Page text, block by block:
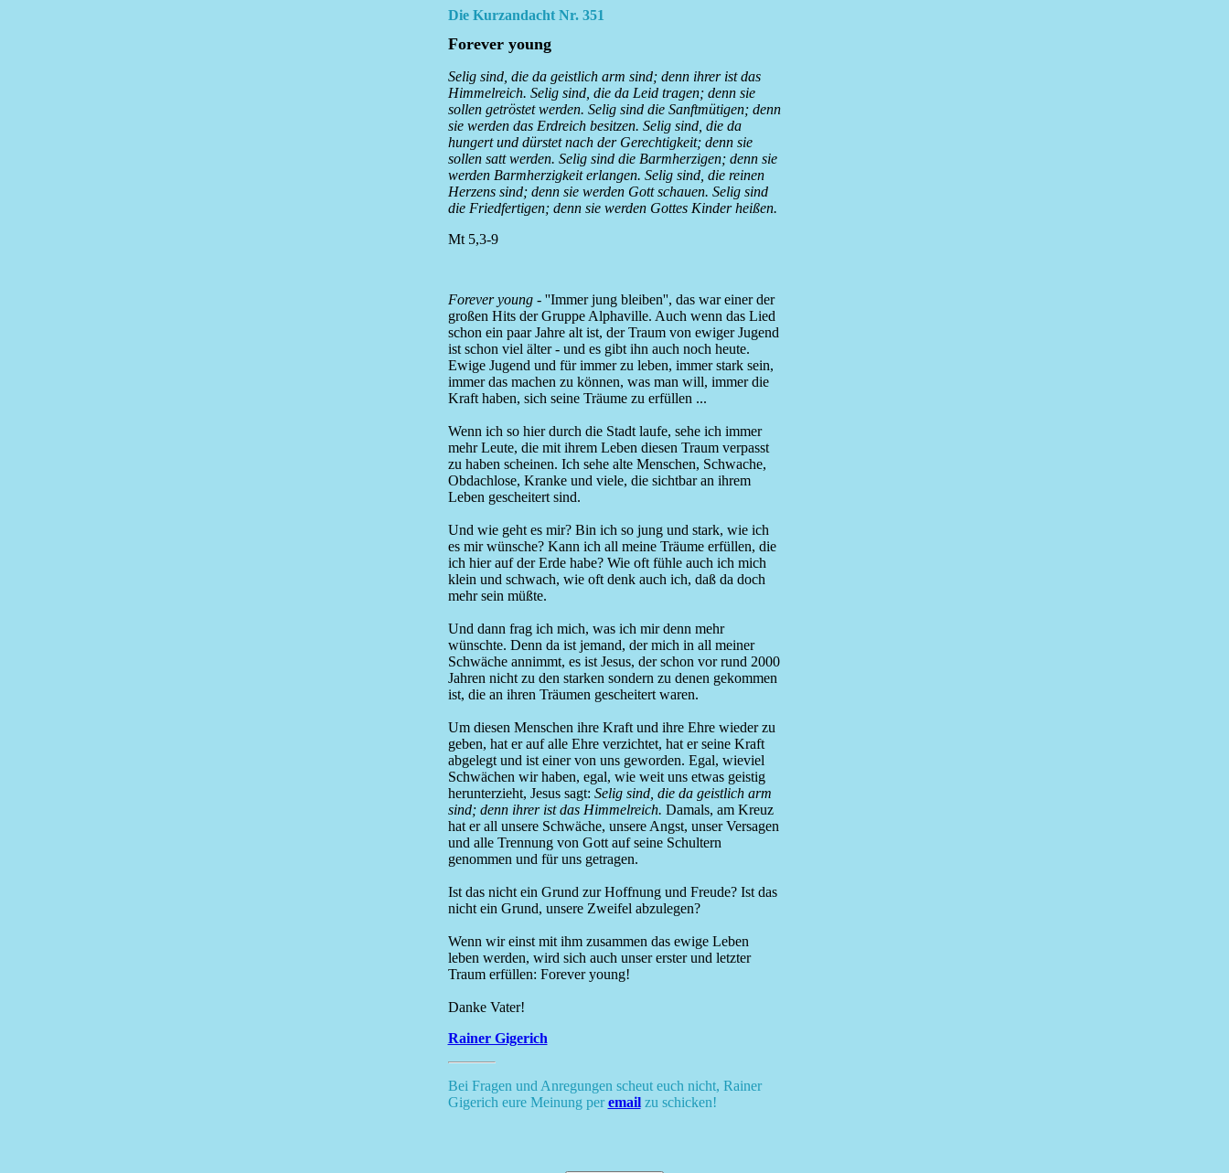
Die Kurzandacht Nr. 351
Forever young
Selig sind, die da geistlich arm sind; denn ihrer ist das
Himmelreich. Selig sind, die da Leid tragen; denn sie
sollen getröstet werden. Selig sind die Sanftmütigen; denn
sie werden das Erdreich besitzen. Selig sind, die da
hungert und dürstet nach der Gerechtigkeit; denn sie
sollen satt werden. Selig sind die Barmherzigen; denn sie
werden Barmherzigkeit erlangen. Selig sind, die reinen
Herzens sind; denn sie werden Gott schauen. Selig sind
die Friedfertigen; denn sie werden Gottes Kinder heißen.
Mt 5,3-9
Forever young- ''Immer jung bleiben'', das war einer der
großen Hits der Gruppe Alphaville. Auch wenn das Lied
schon ein paar Jahre alt ist, der Traum von ewiger Jugend
ist schon viel älter - und es gibt ihn auch noch heute.
Ewige Jugend und für immer zu leben, immer stark sein,
immer das machen zu können, was man will, immer die
Kraft haben, sich seine Träume zu erfüllen ...
Wenn ich so hier durch die Stadt laufe, sehe ich immer
mehr Leute, die mit ihrem Leben diesen Traum verpasst
zu haben scheinen. Ich sehe alte Menschen, Schwache,
Obdachlose, Kranke und viele, die sichtbar an ihrem
Leben gescheitert sind.
Und wie geht es mir? Bin ich so jung und stark, wie ich
es mir wünsche? Kann ich all meine Träume erfüllen, die
ich hier auf der Erde habe? Wie oft fühle auch ich mich
klein und schwach, wie oft denk auch ich, daß da doch
mehr sein müßte.
Und dann frag ich mich, was ich mir denn mehr
wünschte. Denn da ist jemand, der mich in all meiner
Schwäche annimmt, es ist Jesus, der schon vor rund 2000
Jahren nicht zu den starken sondern zu denen gekommen
ist, die an ihren Träumen gescheitert waren.
Um diesen Menschen ihre Kraft und ihre Ehre wieder zu
geben, hat er auf alle Ehre verzichtet, hat er seine Kraft
abgelegt und ist einer von uns geworden. Egal, wieviel
Schwächen wir haben, egal, wie weit uns etwas geistig
herunterzieht, Jesus sagt: Selig sind, die da geistlich arm
sind; denn ihrer ist das Himmelreich. Damals, am Kreuz
hat er all unsere Schwäche, unsere Angst, unser Versagen
und alle Trennung von Gott auf seine Schultern
genommen und für uns getragen.
Ist das nicht ein Grund zur Hoffnung und Freude? Ist das
nicht ein Grund, unsere Zweifel abzulegen?
Wenn wir einst mit ihm zusammen das ewige Leben
leben werden, wird sich auch unser erster und letzter
Traum erfüllen: Forever young!
Danke Vater!
Rainer Gigerich
Bei Fragen und Anregungen scheut euch nicht, Rainer
Gigerich eure Meinung peremailzu schicken!